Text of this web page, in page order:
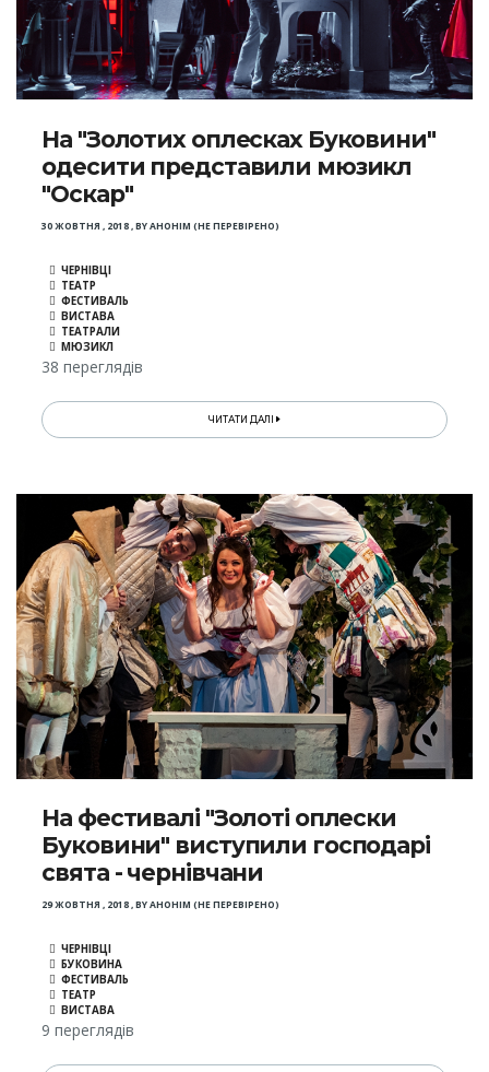
На "Золотих оплесках Буковини"
одесити представили мюзикл
"Оскар"
30 ЖОВТНЯ , 2018,BYАНОНІМ (НЕ ПЕРЕВІРЕНО)
ЧЕРНІВЦІ
ТЕАТР
ФЕСТИВАЛЬ
ВИСТАВА
ТЕАТРАЛИ
МЮЗИКЛ
38 переглядів
ЧИТАТИ ДАЛІ
На фестивалі "Золоті оплески
Буковини" виступили господарі
свята - чернівчани
29 ЖОВТНЯ , 2018,BYАНОНІМ (НЕ ПЕРЕВІРЕНО)
ЧЕРНІВЦІ
БУКОВИНА
ФЕСТИВАЛЬ
ТЕАТР
ВИСТАВА
9 переглядів